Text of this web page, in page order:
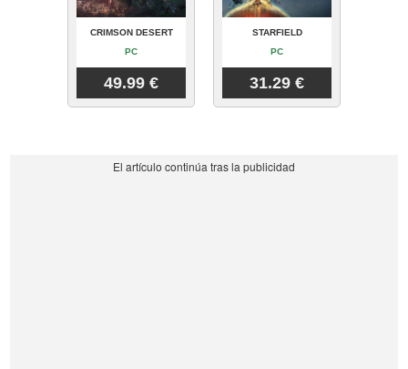
CRIMSON DESERT
PC
49.99 €
STARFIELD
PC
31.29 €